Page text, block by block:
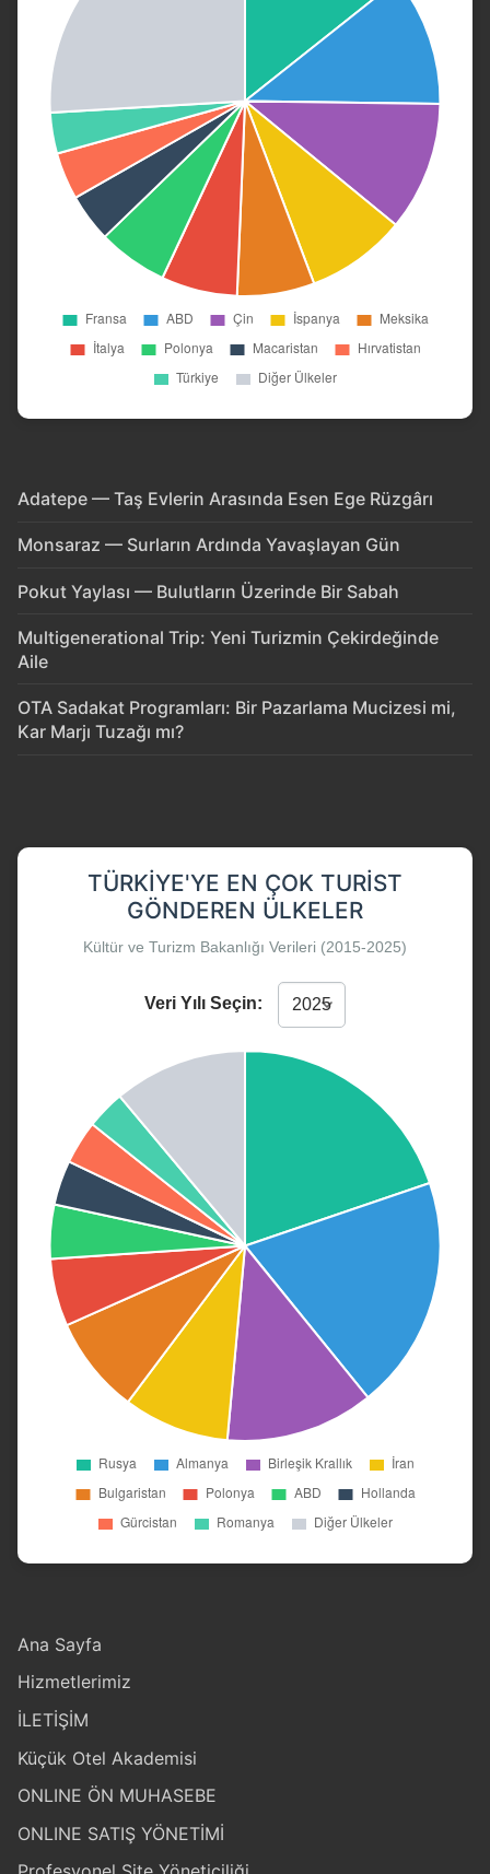
Adatepe — Taş Evlerin Arasında Esen Ege Rüzgârı
Monsaraz — Surların Ardında Yavaşlayan Gün
Pokut Yaylası — Bulutların Üzerinde Bir Sabah
Multigenerational Trip: Yeni Turizmin Çekirdeğinde
Aile
OTA Sadakat Programları: Bir Pazarlama Mucizesi mi,
Kar Marjı Tuzağı mı?
TÜRKIYE'YE EN ÇOK TURIST
GÖNDEREN ÜLKELER
Kültür ve Turizm Bakanlığı Verileri (2015-2025)
Veri Yılı Seçin:
Ana Sayfa
Hizmetlerimiz
İLETİŞİM
Küçük Otel Akademisi
ONLINE ÖN MUHASEBE
ONLINE SATIŞ YÖNETİMİ